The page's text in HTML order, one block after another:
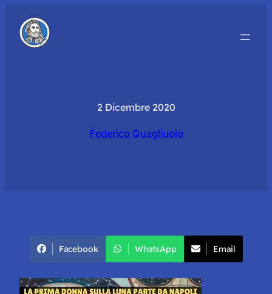
2 Dicembre 2020
Federico Quagliuolo
Facebook WhatsApp Email